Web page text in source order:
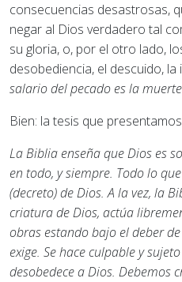
consecuencias desastrosas,
negar al Dios verdadero tal
su gloria, o, por el otro lado,
desobediencia, el descuido, la
salario del pecado es la muerte
Bien: la tesis que
La Biblia enseña que Dios es
en todo, y siempre. Todo lo
(decreto) de Dios. A la vez, la
criatura de Dios, actúa
obras estando bajo el deber
exige. Se hace culpable y
desobedece a Dios. Debemos